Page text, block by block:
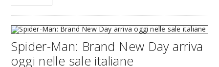
Spider-Man: Brand New Day arriva
oggi nelle sale italiane